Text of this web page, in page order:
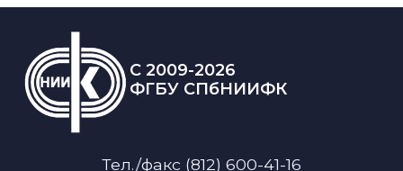
C 2009-2026
ФГБУ СПбНИИФК
Тел./факс (812) 600-41-16